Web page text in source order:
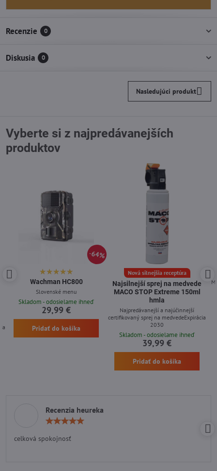
Recenzie 0
Diskusia 0
Nasledujúci produkt
Vyberte si z najpredávanejších
produktov
64%
Wachman HC800
Slovenské menu
Skladom - odosielame ihneď
29,99 €
Pridať do košíka
Nová silnejšia receptúra
Najsilnejší sprej na medvede
MACO STOP Extreme 150ml
hmla
Najpredávanejší a najúčinnejší
certifikovaný sprej na medvedeExpirácia
2030
Skladom - odosielame ihneď
39,99 €
Pridať do košíka
Recenzia heureka
celková spokojnosť